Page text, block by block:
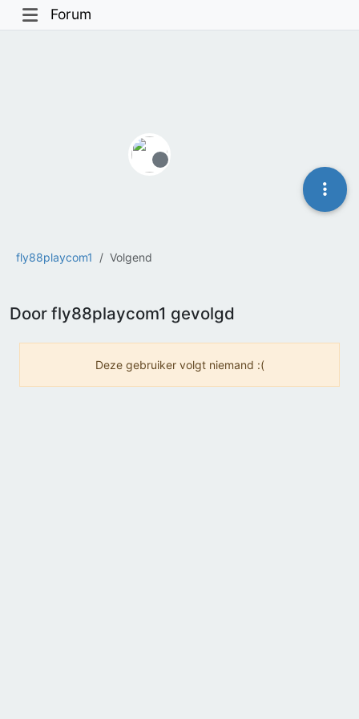
Forum
fly88playcom1 Volgend
Offline
Door fly88playcom1 gevolgd
Deze gebruiker volgt niemand :(